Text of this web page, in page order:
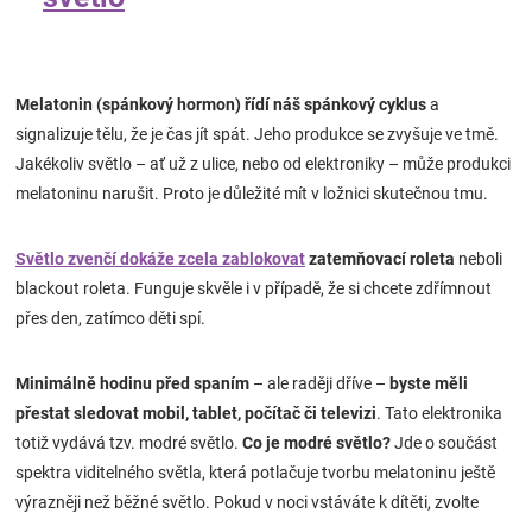
Melatonin (spánkový hormon) řídí náš spánkový cyklusa
signalizuje tělu, že je čas jít spát. Jeho produkce se zvyšuje ve tmě.
Jakékoliv světlo – ať už z ulice, nebo od elektroniky – může produkci
melatoninu narušit. Proto je důležité mít v ložnici skutečnou tmu.
Světlo zvenčí dokáže zcela zablokovatzatemňovací roleta neboli
blackout roleta. Funguje skvěle i v případě, že si chcete zdřímnout
přes den, zatímco děti spí.
Minimálně hodinu před spaním – ale raději dříve – byste měli
přestat sledovat mobil, tablet, počítač či televizi. Tato elektronika
totiž vydává tzv. modré světlo. Co je modré světlo?Jde o součást
spektra viditelného světla, která potlačuje tvorbu melatoninu ještě
výrazněji než běžné světlo. Pokud v noci vstáváte k dítěti, zvolte